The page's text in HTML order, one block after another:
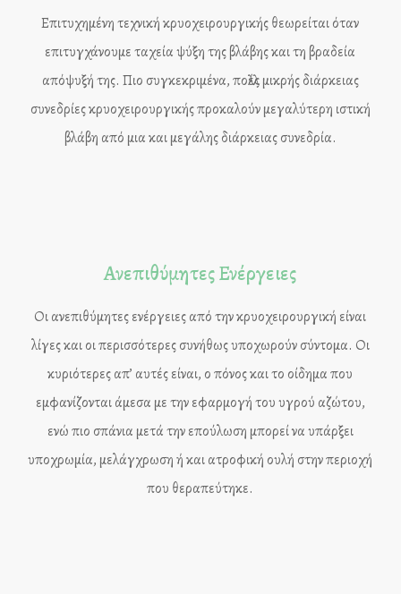
Επιτυχημένη τεχνική κρυοχειρουργικής θεωρείται όταν
επιτυγχάνουμε ταχεία ψύξη της βλάβης και τη βραδεία
απόψυξή της. Πιο συγκεκριμένα, πολλές μικρής διάρκειας
συνεδρίες κρυοχειρουργικής προκαλούν μεγαλύτερη ιστική
βλάβη από μια και μεγάλης διάρκειας συνεδρία.
Ανεπιθύμητες Ενέργειες
Οι ανεπιθύμητες ενέργειες από την κρυοχειρουργική είναι
λίγες και οι περισσότερες συνήθως υποχωρούν σύντομα. Οι
κυριότερες απ’ αυτές είναι, ο πόνος και το οίδημα που
εμφανίζονται άμεσα με την εφαρμογή του υγρού αζώτου,
ενώ πιο σπάνια μετά την επούλωση μπορεί να υπάρξει
υποχρωμία, μελάγχρωση ή και ατροφική ουλή στην περιοχή
που θεραπεύτηκε.